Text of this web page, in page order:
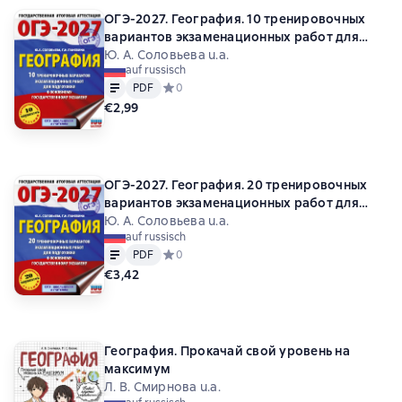
ОГЭ-2027. География. 10 тренировочных
вариантов экзаменационных работ для
подготовки к основному государственному
экзамену
Ю. А. Соловьева u.a.
auf russisch
Text
PDF
PDF Средний рейтинг 0 на основе 0 оценок
0
€2,99
ОГЭ-2027. География. 20 тренировочных
вариантов экзаменационных работ для
подготовки к основному государственному
экзамену
Ю. А. Соловьева u.a.
auf russisch
Text
PDF
PDF Средний рейтинг 0 на основе 0 оценок
0
€3,42
География. Прокачай свой уровень на
максимум
Л. В. Смирнова u.a.